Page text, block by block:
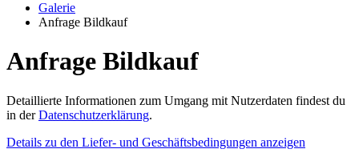
Galerie
Anfrage Bildkauf
Anfrage Bildkauf
Detaillierte Informationen zum Umgang mit Nutzerdaten findest du
in derDatenschutzerklärung.
Details zu den Liefer- und Geschäftsbedingungen anzeigen